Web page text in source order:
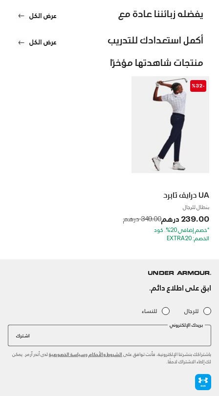
يفضله زبائننا عادة مع عرض الكل
أكمل استعدادك للتدريب عرض الكل
منتجات شاهدتها مؤخرًا
-%32
UA درايف تابرد
بنطال للرجال
239.00 درهم Price reduced from
349.00 درهم to
*خصم إضافي 20%. كود
الخصم: EXTRA20
ابق على اطلاع دائم.
للرجال للنساء
بريدك الإلكتروني
اشترك
باشتراكك بنشرتنا الإلكترونية، فأنت توافق على الشروط والأحكام وسياسة الخصوصية لدى أندر آرمر. يمكن
لك إلغاء الاشتراك لاحقًا.